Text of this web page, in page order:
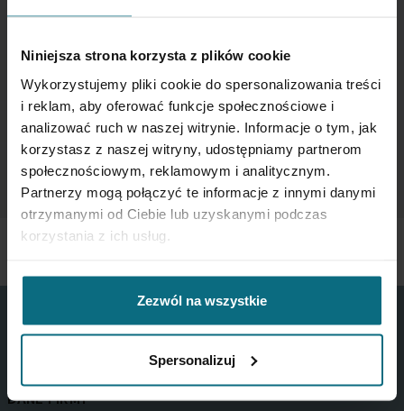
Niniejsza strona korzysta z plików cookie
Wykorzystujemy pliki cookie do spersonalizowania treści
i reklam, aby oferować funkcje społecznościowe i
analizować ruch w naszej witrynie. Informacje o tym, jak
korzystasz z naszej witryny, udostępniamy partnerom
społecznościowym, reklamowym i analitycznym.
Partnerzy mogą połączyć te informacje z innymi danymi
otrzymanymi od Ciebie lub uzyskanymi podczas
korzystania z ich usług.
Zezwól na wszystkie
Spersonalizuj
Wprowadzając i zatwierdzając swoje dane osobowe, wyrażasz zgodę
na otrzymywanie newslettera na zasadach określonych wRegulaminie
Newsletter
oraz Polityce Prywatności
DANE FIRMY